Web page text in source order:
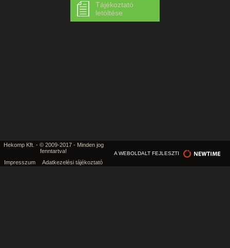
Tájékoztató
letöltése
Hekomp Kft. - © 2009-2017 - Minden jog
fenntartva!
Impresszum
Adatkezelési tájékoztató
A WEBOLDALT FEJLESZTI